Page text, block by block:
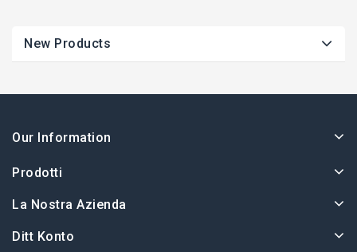
New Products
Our Information
Prodotti
La Nostra Azienda
Ditt Konto